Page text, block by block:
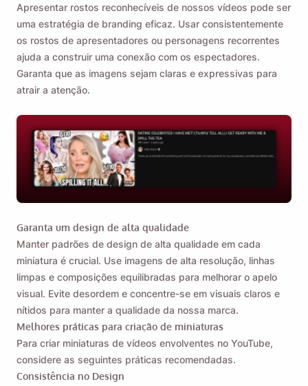
Apresentar rostos reconhecíveis de nossos vídeos pode ser
uma estratégia de branding eficaz. Usar consistentemente
os rostos de apresentadores ou personagens recorrentes
ajuda a construir uma conexão com os espectadores.
Garanta que as imagens sejam claras e expressivas para
atrair a atenção.
Garanta um design de alta qualidade
Manter padrões de design de alta qualidade em cada
miniatura é crucial. Use imagens de alta resolução, linhas
limpas e composições equilibradas para melhorar o apelo
visual. Evite desordem e concentre-se em visuais claros e
nítidos para manter a qualidade da nossa marca.
Melhores práticas para criação de miniaturas
Para criar miniaturas de vídeos envolventes no YouTube,
considere as seguintes práticas recomendadas.
Consistência no Design